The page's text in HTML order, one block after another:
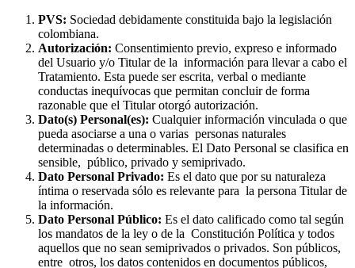
PVS: Sociedad debidamente constituida bajo la legislación
colombiana.
Autorización: Consentimiento previo, expreso e informado
del Usuario y/o Titular de la información para llevar a cabo el
Tratamiento. Esta puede ser escrita, verbal o mediante
conductas inequívocas que permitan concluir de forma
razonable que el Titular otorgó autorización.
Dato(s) Personal(es): Cualquier información vinculada o que
pueda asociarse a una o varias personas naturales
determinadas o determinables. El Dato Personal se clasifica en
sensible, público, privado y semiprivado.
Dato Personal Privado: Es el dato que por su naturaleza
íntima o reservada sólo es relevante para la persona Titular de
la información.
Dato Personal Público: Es el dato calificado como tal según
los mandatos de la ley o de la Constitución Política y todos
aquellos que no sean semiprivados o privados. Son públicos,
entre otros, los datos contenidos en documentos públicos,